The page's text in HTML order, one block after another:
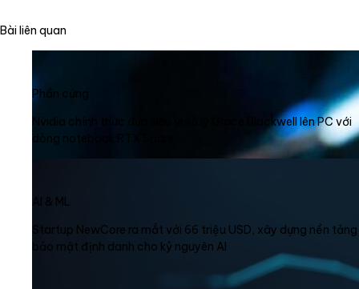
Bài liên quan
Phần cứng
Nvidia chính thức đưa siêu vi xử lý Grace Blackwell lên PC với
dòng notebook RTX Spark
AI & ML
Startup NewCore ra mắt với 66 triệu USD, xây dựng nền tảng
bảo mật định danh cho kỷ nguyên AI